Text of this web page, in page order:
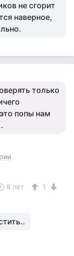
не сгорит
наверное,
только
попы нам
8 лет 1